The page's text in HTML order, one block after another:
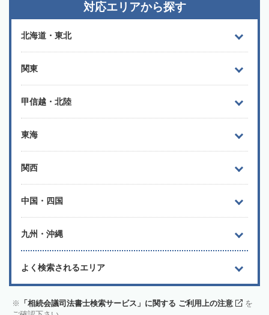
対応エリアから探す
北海道・東北
関東
甲信越・北陸
東海
関西
中国・四国
九州・沖縄
よく検索されるエリア
「相続会議司法書士検索サービス」に関する ご利用上の注意
を